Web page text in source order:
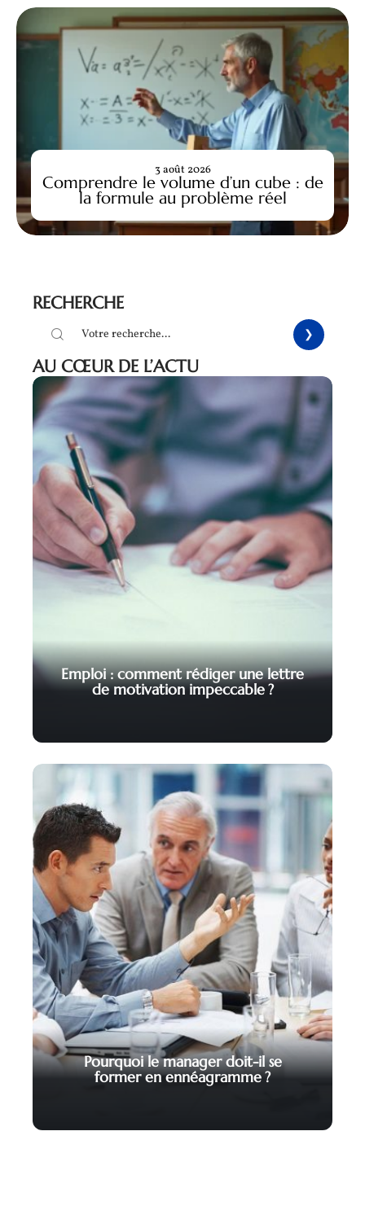
Comprendre le volume d’un cube : de
la formule au problème réel
3 août 2026
RECHERCHE
AU CŒUR DE L’ACTU
Emploi : comment rédiger une lettre
de motivation impeccable ?
Pourquoi le manager doit-il se
former en ennéagramme ?